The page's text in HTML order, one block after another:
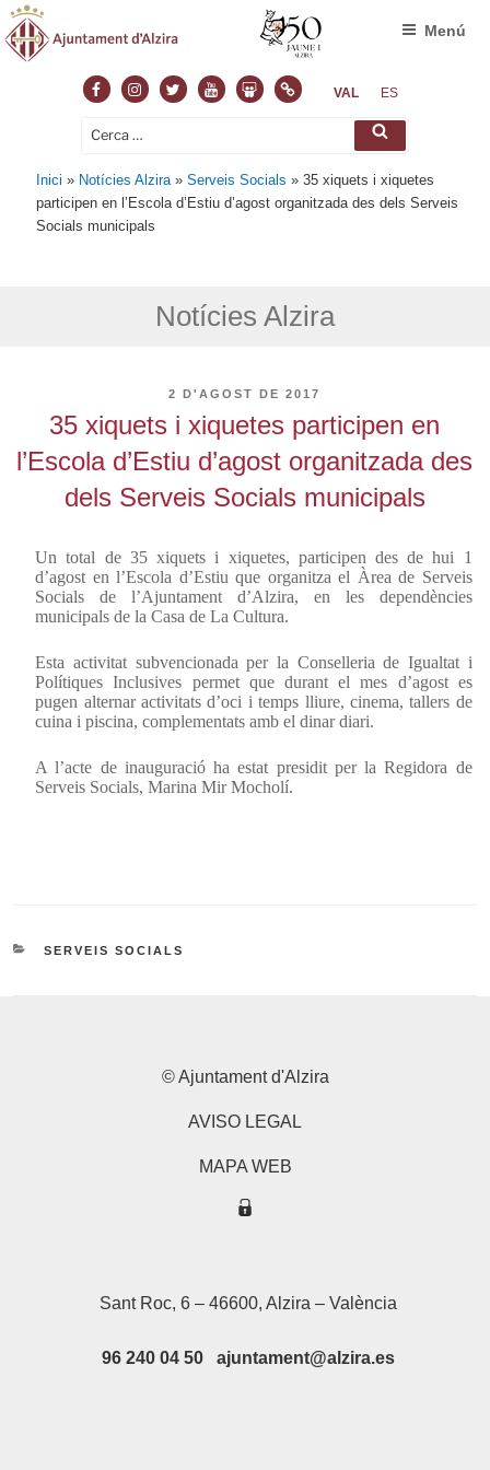
FacebookInstagram
TwitterYoutubeSlideshare
NormasVAL ES
Cerca: Cerca
Menú
Inici » Notícies Alzira »Serveis Socials »35 xiquets i xiquetes
participen en l’Escola d’Estiu d’agost organitzada des dels Serveis
Socials municipals
Notícies Alzira
PUBLICAT
2 D'AGOST DE 2017
35 xiquets i xiquetes participen en
l’Escola d’Estiu d’agost organitzada des
dels Serveis Socials municipals
Un total de 35 xiquets i xiquetes, participen des de hui 1
d’agost en l’Escola d’Estiu que organitza el Àrea de Serveis
Socials de l’Ajuntament d’Alzira, en les dependències
municipals de la Casa de La Cultura.
Esta activitat subvencionada per la Conselleria de Igualtat i
Polítiques Inclusives permet que durant el mes d’agost es
pugen alternar activitats d’oci i temps lliure, cinema, tallers de
cuina i piscina, complementats amb el dinar diari.
A l’acte de inauguració ha estat presidit per la Regidora de
Serveis Socials, Marina Mir Mocholí.
CATEGORIES
SERVEIS SOCIALS
© Ajuntament d'Alzira
AVISO LEGAL
MAPA WEB
Sant Roc, 6 – 46600, Alzira – València
96 240 04 50 ajuntament@alzira.es